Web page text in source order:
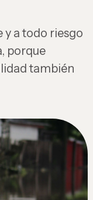
y a todo riesgo
porque
también